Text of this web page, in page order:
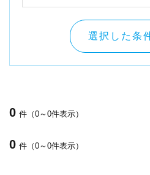
選択した条
0 件（0～0件表示）
0 件（0～0件表示）